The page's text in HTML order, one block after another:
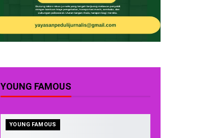
YOUNG FAMOUS
YOUNG FAMOUS